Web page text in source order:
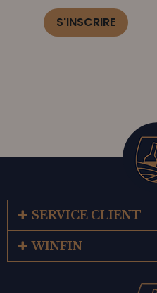
S'INSCRIRE
SERVICE CLIENT
WINFIN